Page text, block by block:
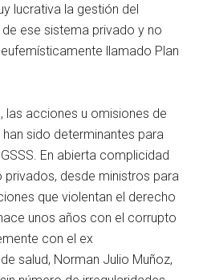
lucrativa la gestión del
ese sistema privado y no
llamado Plan
las acciones u omisiones de
sido determinantes para
En abierta complicidad
desde ministros para
que violentan el derecho
unos años con el corrupto
con el ex
salud, Norman Julio Muñoz,